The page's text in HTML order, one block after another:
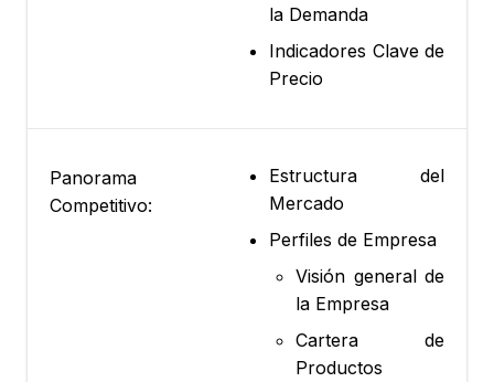
la Demanda
Indicadores Clave de
Precio
Panorama
Competitivo:
Estructura del
Mercado
Perfiles de Empresa
Visión general de
la Empresa
Cartera de
Productos